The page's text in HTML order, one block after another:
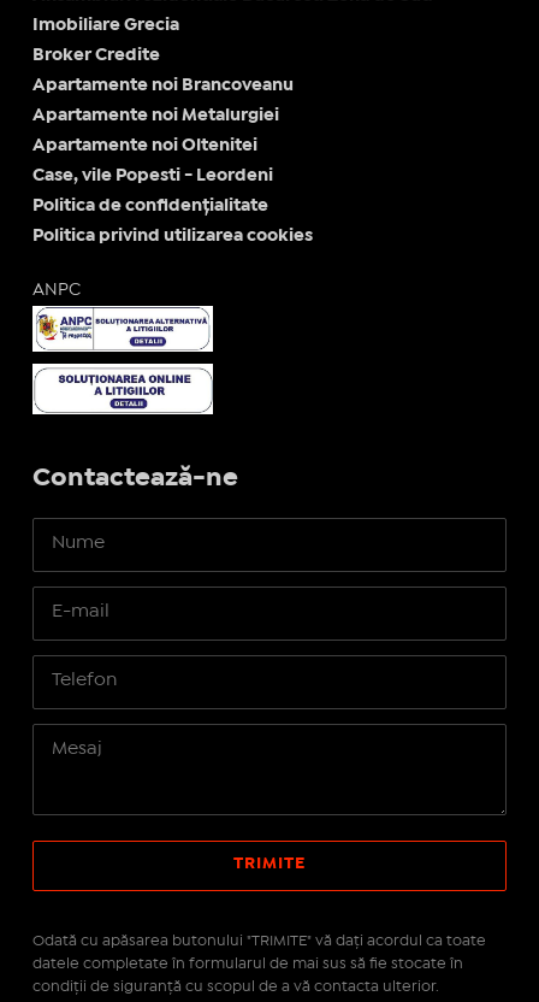
Imobiliare Grecia
Broker Credite
Apartamente noi Brancoveanu
Apartamente noi Metalurgiei
Apartamente noi Oltenitei
Case, vile Popesti - Leordeni
Politica de confidențialitate
Politica privind utilizarea cookies
ANPC
Contactează-ne
Odată cu apăsarea butonului "TRIMITE" vă daţi acordul ca toate
datele completate în formularul de mai sus să fie stocate în
condiţii de siguranţă cu scopul de a vă contacta ulterior.